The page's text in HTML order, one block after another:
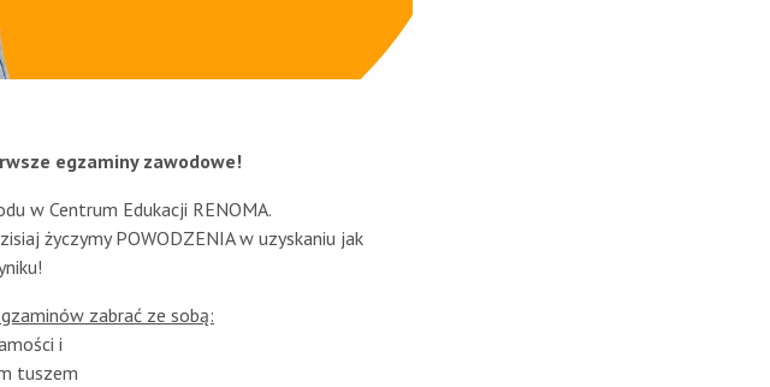
egzaminy zawodowe!
w Centrum Edukacji RENOMA.
życzymy POWODZENIA w uzyskaniu jak
zabrać ze sobą:
i
tuszem